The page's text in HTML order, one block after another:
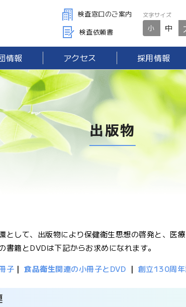
検査窓口のご案内
検査依頼書
文字サイズ
小 中
情報 アクセス 採用情報
出版物
として、出版物により保健衛生思想の啓発と、医
書籍とDVDは下記からお求めになれます。
子 ｜ 食品衛生関連の小冊子とDVD ｜ 創立130周年